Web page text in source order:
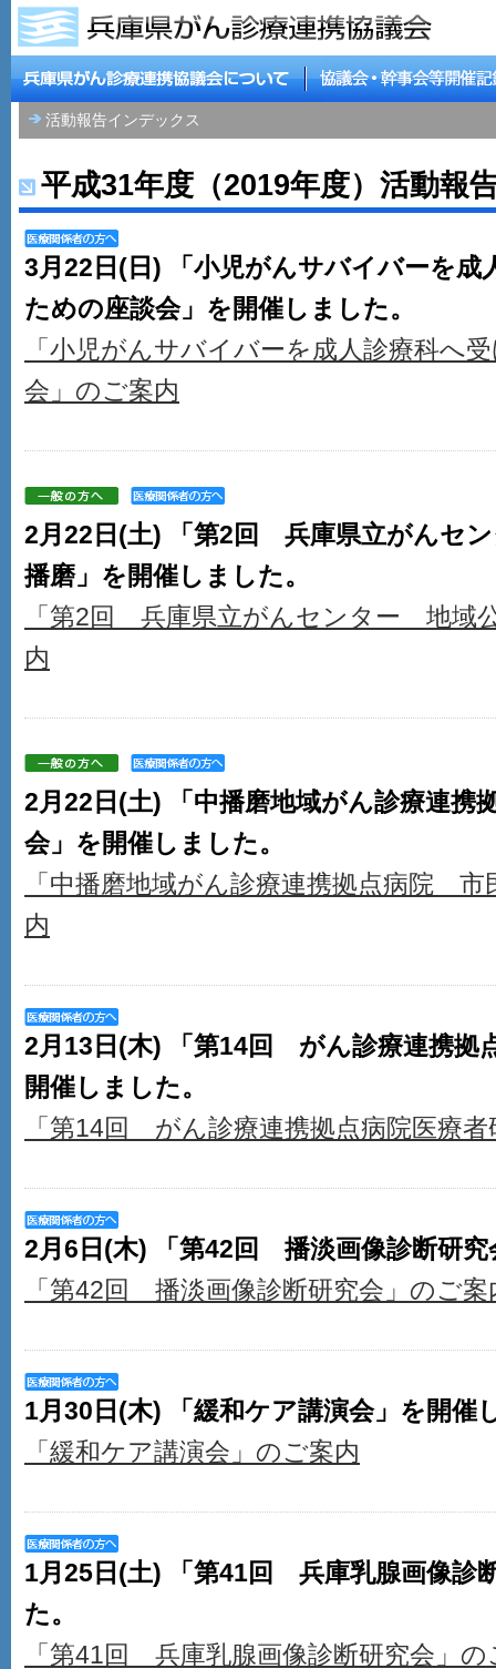
活動報告インデックス
平成31年度（2019年度）活動報
3月22日(日) 「小児がんサバイバーを成
ための座談会」を開催しました。
「小児がんサバイバーを成人診療科へ
会」のご案内
2月22日(土) 「第2回 兵庫県立がんセ
播磨」を開催しました。
「第2回 兵庫県立がんセンター 地域
内
2月22日(土) 「中播磨地域がん診療連
会」を開催しました。
「中播磨地域がん診療連携拠点病院 市
内
2月13日(木) 「第14回 がん診療連携拠
開催しました。
「第14回 がん診療連携拠点病院医療
2月6日(木) 「第42回 播淡画像診断研究
「第42回 播淡画像診断研究会」のご案
1月30日(木) 「緩和ケア講演会」を開催
「緩和ケア講演会」のご案内
1月25日(土) 「第41回 兵庫乳腺画像診
た。
「第41回 兵庫乳腺画像診断研究会」の